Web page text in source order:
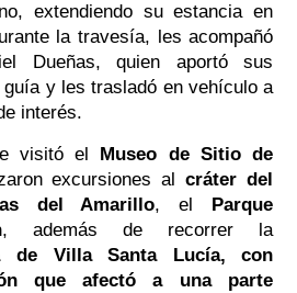
extendiendo su estancia en
la travesía, les acompañó
Dueñas, quien aportó sus
y les trasladó en vehículo a
interés.
visitó el
Museo de Sitio de
excursiones alcráter del
del Amarillo, el
Parque
, además de recorrer la
de Villa Santa Lucía, con
que afectó a una parte